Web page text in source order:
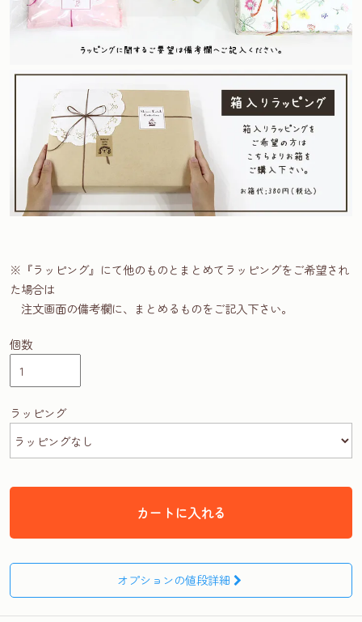
※『ラッピング』にて他のものとまとめてラッピングをご希望され
た場合は
注文画面の備考欄に、まとめるものをご記入下さい。
個数
ラッピング
カートに入れる
オプションの値段詳細